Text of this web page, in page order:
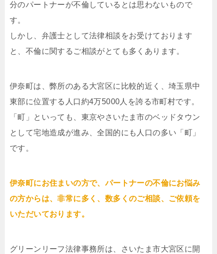
分のパートナーが不倫しているとは思わないもので
す。
しかし、弁護士として法律相談をお受けております
と、不倫に関するご相談がとても多くあります。
伊奈町は、弊所のある大宮区に比較的近く、埼玉県中
東部に位置する人口約4万5000人を誇る市町村です。
「町」といっても、東京やさいたま市のベッドタウン
として宅地造成が進み、全国的にも人口の多い「町」
です。
伊奈町にお住まいの方で、パートナーの不倫にお悩み
の方からは、非常に多く、数多くのご相談、ご依頼を
いただいております。
グリーンリーフ法律事務所は、さいたま市大宮区に開